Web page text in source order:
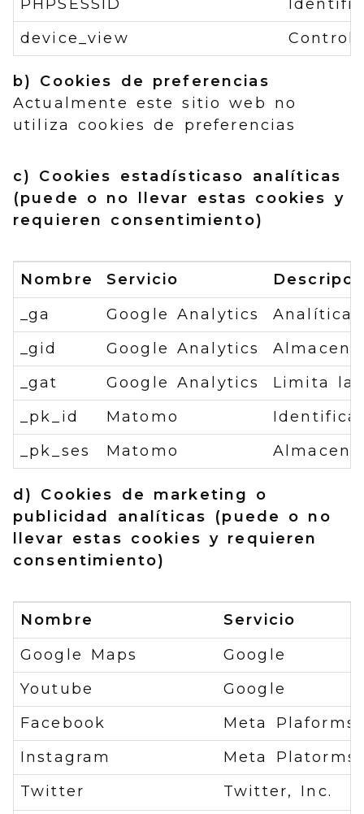
PHPSESSID
device_view
b) Cookies de preferencias
Actualmente este sitio web no
utiliza cookies de preferencias
c) Cookies estadísticaso analíticas
(puede o no llevar estas cookies y
requieren consentimiento)
Nombre Servicio
_ga
Google Analytics
Analítica
_gid
Google Analytics
_gat
Google Analytics
Limita la
_pk_id
Matomo
Identifica
_pk_ses
Matomo
d) Cookies de marketing o
publicidad analíticas (puede o no
llevar estas cookies y requieren
consentimiento)
Nombre
Servicio
Google Maps
Google
Youtube
Google
Facebook
Meta Plaforms
Instagram
Meta
Twitter
Twitter, Inc.